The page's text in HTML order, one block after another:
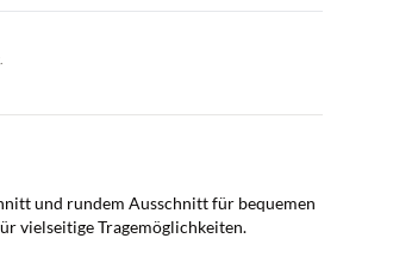
und rundem Ausschnitt für bequemen
vielseitige Tragemöglichkeiten.